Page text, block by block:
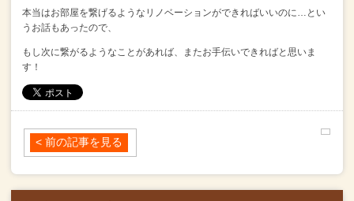
本当はお部屋を繋げるようなリノベーションができればいいのに…とい
うお話もあったので、
もし次に繋がるようなことがあれば、またお手伝いできればと思いま
す！
< 前の記事を見る